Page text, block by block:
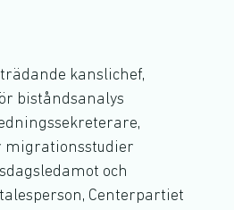
kanslichef,
biståndsanalys
migrationsstudier
och
Centerpartiet